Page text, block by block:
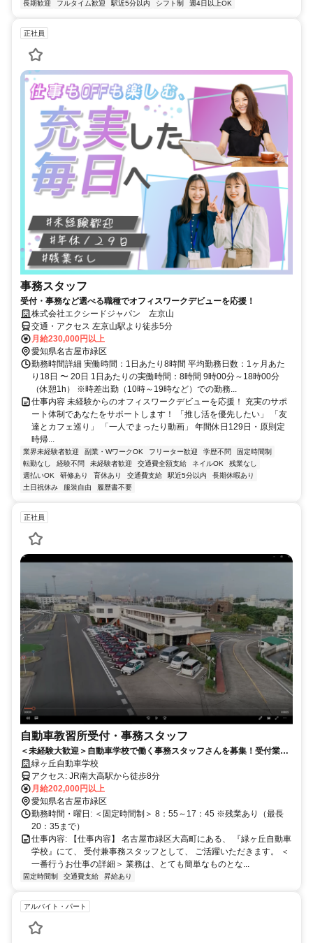
長期歓迎 フルタイム歓迎 駅近5分以内 シフト制 週4日以上OK
正社員
事務スタッフ
受付・事務など選べる職種でオフィスワークデビューを応援！
株式会社エクシードジャパン 左京山
交通・アクセス 左京山駅より徒歩5分
月給230,000円以上
愛知県名古屋市緑区
勤務時間詳細 実働時間：1日あたり8時間 平均勤務日数：1ヶ月あた
り18日 〜 20日 1日あたりの実働時間：8時間 9時00分～18時00分
（休憩1h） ※時差出勤（10時～19時など）での勤務...
仕事内容 未経験からのオフィスワークデビューを応援！ 充実のサポ
ート体制であなたをサポートします！ 「推し活を優先したい」 「友
達とカフェ巡り」 「一人でまったり動画」 年間休日129日・原則定
時帰...
業界未経験者歓迎 副業・WワークOK フリーター歓迎 学歴不問
固定時間制
転勤なし
経験不問 未経験者歓迎 交通費全額支給 ネイルOK
残業なし
週払いOK
研修あり 育休あり 交通費支給 駅近5分以内
長期休暇あり
土日祝休み
服装自由 履歴書不要
正社員
自動車教習所受付・事務スタッフ
＜未経験大歓迎＞自動車学校で働く事務スタッフさんを募集！受付業務
をメインに書類作成などをお任せ（女性が多く活躍中）
緑ヶ丘自動車学校
アクセス: JR南大高駅から徒歩8分
月給202,000円以上
愛知県名古屋市緑区
勤務時間・曜日: ＜固定時間制＞ 8：55～17：45 ※残業あり（最長
20：35まで）
仕事内容: 【仕事内容】 名古屋市緑区大高町にある、 『緑ヶ丘自動車
学校』にて、 受付兼事務スタッフとして、 ご活躍いただきます。 ＜
一番行うお仕事の詳細＞ 業務は、とても簡単なものとな...
固定時間制 交通費支給 昇給あり
アルバイト・パート